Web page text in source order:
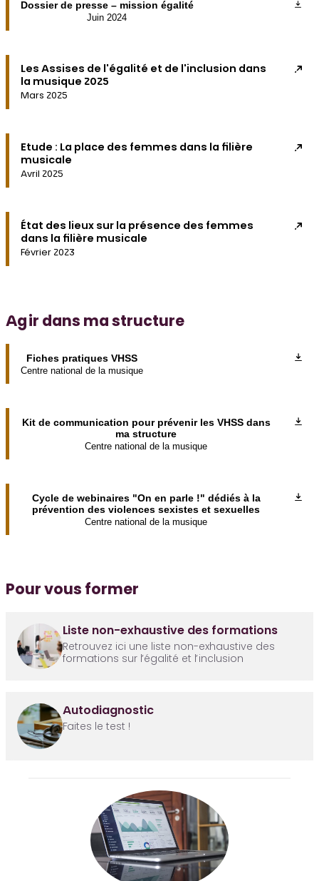
Dossier de presse – mission égalité
Juin 2024
Les Assises de l'égalité et de l'inclusion dans
la musique 2025
Mars 2025
Etude : La place des femmes dans la filière
musicale
Avril 2025
État des lieux sur la présence des femmes
dans la filière musicale
Février 2023
Agir dans ma structure
Fiches pratiques VHSS
Centre national de la musique
Kit de communication pour prévenir les VHSS dans
ma structure
Centre national de la musique
Cycle de webinaires "On en parle !" dédiés à la
prévention des violences sexistes et sexuelles
Centre national de la musique
Pour vous former
Liste non-exhaustive des formations
Retrouvez ici une liste non-exhaustive des
formations sur l’égalité et l’inclusion
Autodiagnostic
Faites le test !